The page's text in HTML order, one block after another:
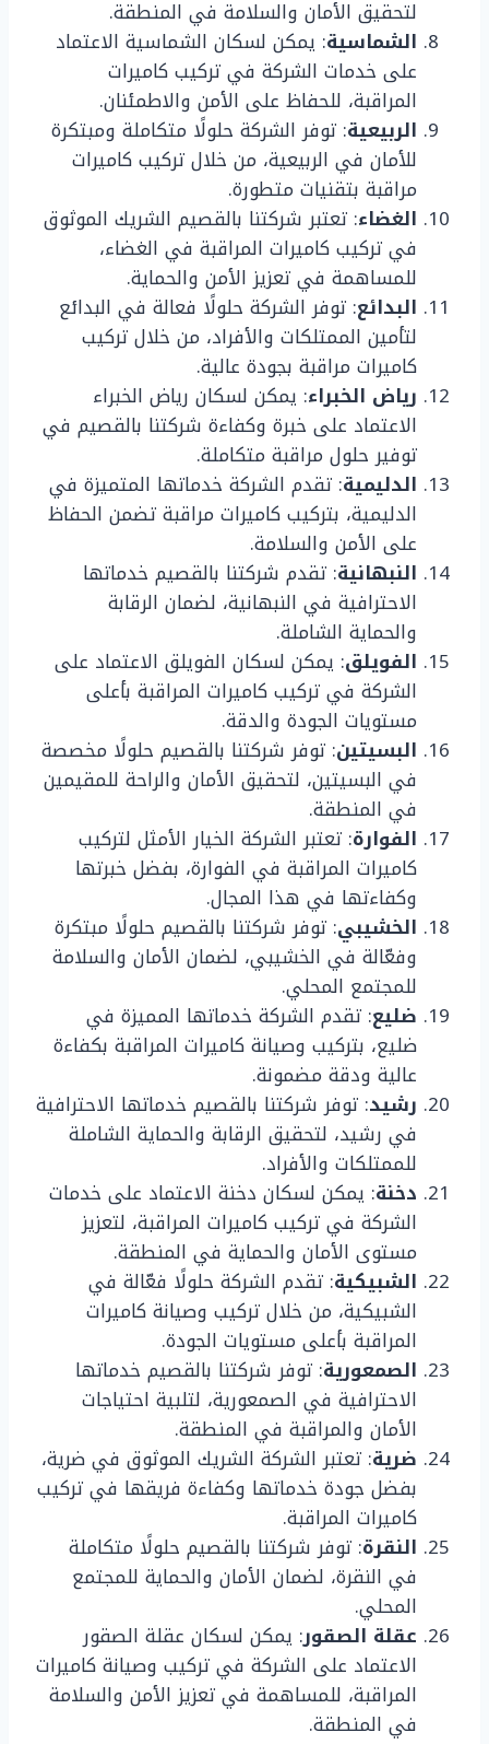
لتحقيق الأمان والسلامة في المنطقة.
الشماسية: يمكن لسكان الشماسية الاعتماد
على خدمات الشركة في تركيب كاميرات
المراقبة، للحفاظ على الأمن والاطمئنان.
الربيعية: توفر الشركة حلولًا متكاملة ومبتكرة
للأمان في الربيعية، من خلال تركيب كاميرات
مراقبة بتقنيات متطورة.
الغضاء: تعتبر شركتنا بالقصيم الشريك الموثوق
في تركيب كاميرات المراقبة في الغضاء،
للمساهمة في تعزيز الأمن والحماية.
البدائع: توفر الشركة حلولًا فعالة في البدائع
لتأمين الممتلكات والأفراد، من خلال تركيب
كاميرات مراقبة بجودة عالية.
رياض الخبراء: يمكن لسكان رياض الخبراء
الاعتماد على خبرة وكفاءة شركتنا بالقصيم في
توفير حلول مراقبة متكاملة.
الدليمية: تقدم الشركة خدماتها المتميزة في
الدليمية، بتركيب كاميرات مراقبة تضمن الحفاظ
على الأمن والسلامة.
النبهانية: تقدم شركتنا بالقصيم خدماتها
الاحترافية في النبهانية، لضمان الرقابة
والحماية الشاملة.
الفويلق: يمكن لسكان الفويلق الاعتماد على
الشركة في تركيب كاميرات المراقبة بأعلى
مستويات الجودة والدقة.
البسيتين: توفر شركتنا بالقصيم حلولًا مخصصة
في البسيتين، لتحقيق الأمان والراحة للمقيمين
في المنطقة.
الفوارة: تعتبر الشركة الخيار الأمثل لتركيب
كاميرات المراقبة في الفوارة، بفضل خبرتها
وكفاءتها في هذا المجال.
الخشيبي: توفر شركتنا بالقصيم حلولًا مبتكرة
وفعّالة في الخشيبي، لضمان الأمان والسلامة
للمجتمع المحلي.
ضليع: تقدم الشركة خدماتها المميزة في
ضليع، بتركيب وصيانة كاميرات المراقبة بكفاءة
عالية ودقة مضمونة.
رشيد: توفر شركتنا بالقصيم خدماتها الاحترافية
في رشيد، لتحقيق الرقابة والحماية الشاملة
للممتلكات والأفراد.
دخنة: يمكن لسكان دخنة الاعتماد على خدمات
الشركة في تركيب كاميرات المراقبة، لتعزيز
مستوى الأمان والحماية في المنطقة.
الشبيكية: تقدم الشركة حلولًا فعّالة في
الشبيكية، من خلال تركيب وصيانة كاميرات
المراقبة بأعلى مستويات الجودة.
الصمعورية: توفر شركتنا بالقصيم خدماتها
الاحترافية في الصمعورية، لتلبية احتياجات
الأمان والمراقبة في المنطقة.
ضرية: تعتبر الشركة الشريك الموثوق في ضرية،
بفضل جودة خدماتها وكفاءة فريقها في تركيب
كاميرات المراقبة.
النقرة: توفر شركتنا بالقصيم حلولًا متكاملة
في النقرة، لضمان الأمان والحماية للمجتمع
المحلي.
عقلة الصقور: يمكن لسكان عقلة الصقور
الاعتماد على الشركة في تركيب وصيانة كاميرات
المراقبة، للمساهمة في تعزيز الأمن والسلامة
في المنطقة.